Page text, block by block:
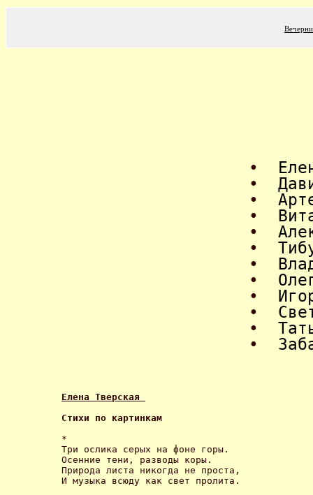
•
•
•
•
•
•
•
•
•
•
•
•
Елена Тверская
Стихи по картинкам
*
Три ослика серых на фоне горы.
Осенние тени, разводы коры.
Природа листа никогда не проста,
И музыка всюду как свет пролита.